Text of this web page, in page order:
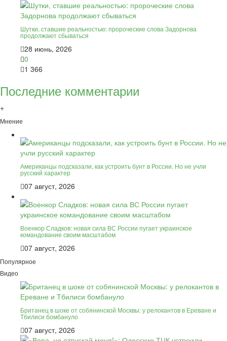
Шутки, ставшие реальностью: пророческие слова Задорнова
продолжают сбываться
28 июнь, 2026
0
1 366
Последние комментарии
+
Мнение
Американцы подсказали, как устроить бунт в России. Но не учли
русский характер
07 август, 2026
Военкор Сладков: новая сила ВС России пугает украинское
командование своим масштабом
07 август, 2026
Популярное
Видео
Британец в шоке от собянинской Москвы: у релокантов в Ереване и
Тбилиси бомбануло
07 август, 2026